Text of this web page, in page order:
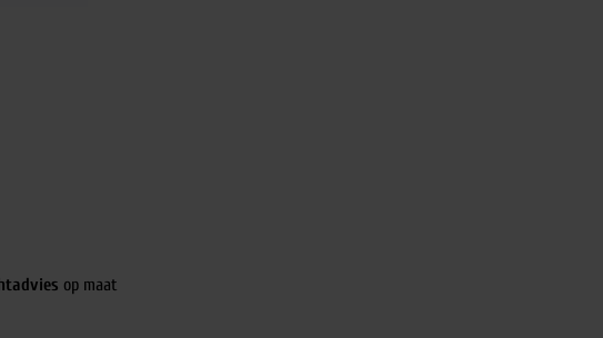
op maat